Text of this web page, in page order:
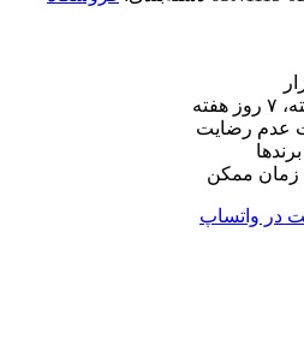
عدم رضایت
زمان ممکن
در واتساپ